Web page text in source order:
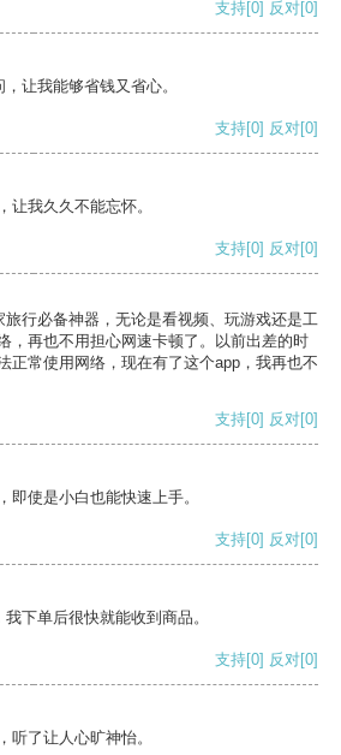
支持[0] 反对[0]
让我能够省钱又省心。
支持[0] 反对[0]
让我久久不能忘怀。
支持[0] 反对[0]
行必备神器，无论是看视频、玩游戏还是工
，再也不用担心网速卡顿了。以前出差的时
正常使用网络，现在有了这个app，我再也不
支持[0] 反对[0]
即使是小白也能快速上手。
支持[0] 反对[0]
下单后很快就能收到商品。
支持[0] 反对[0]
听了让人心旷神怡。